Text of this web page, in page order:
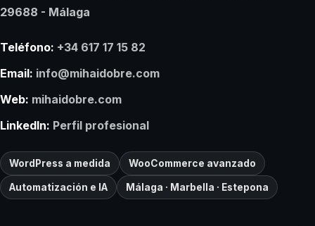
29688 - Málaga
Teléfono: +34 617 17 15 82
Email: info@mihaidobre.com
Web: mihaidobre.com
LinkedIn: Perfil profesional
WordPress a medida WooCommerce avanzado
Automatización e IA Málaga · Marbella · Estepona